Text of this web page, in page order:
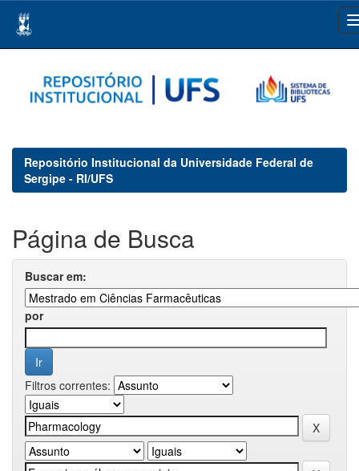
navigation
Repositório Institucional da Universidade Federal de
Sergipe - RI/UFS
Página de Busca
Buscar em:
por
Filtros correntes: